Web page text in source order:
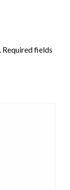
Required fields